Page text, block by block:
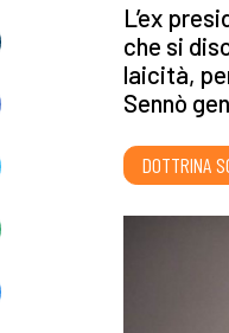
L’ex
che si
laicità,
Sennò
DOTTRINA